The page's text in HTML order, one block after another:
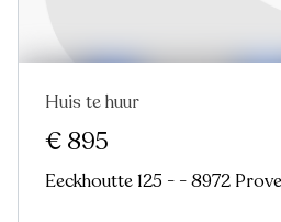
Nieuw
Huis te huur
€ 895
Eeckhoutte 125 - - 8972